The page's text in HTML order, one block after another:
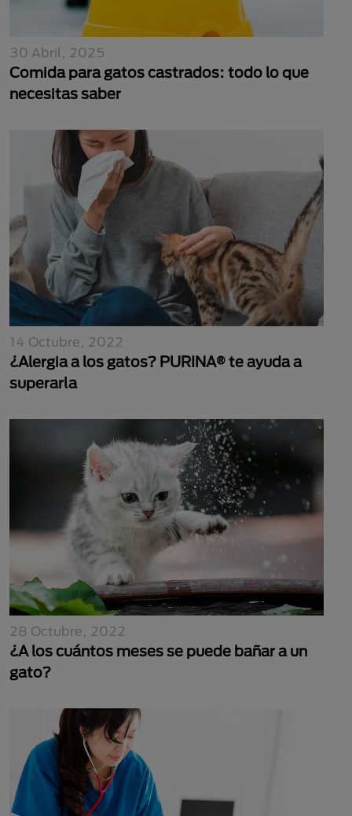
30 Abril, 2025
Comida para gatos castrados: todo lo que
necesitas saber
14 Octubre, 2022
¿Alergia a los gatos? PURINA® te ayuda a
superarla
28 Octubre, 2022
¿A los cuántos meses se puede bañar a un
gato?